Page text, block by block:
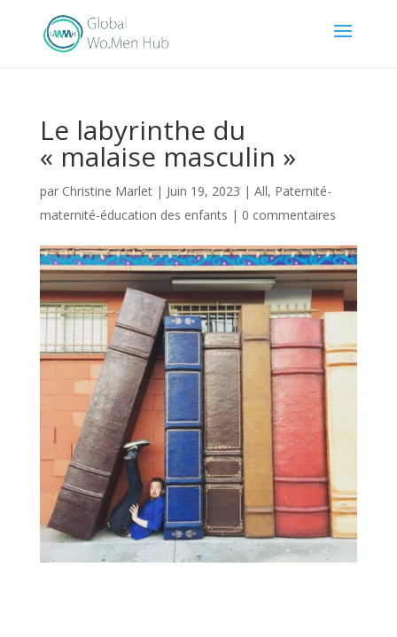
Le labyrinthe du
« malaise masculin »
par Christine Marlet| Juin 19, 2023 | All, Paternité-
maternité-éducation des enfants | 0 commentaires